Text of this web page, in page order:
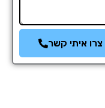
צרו איתי קשר